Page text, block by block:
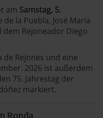
am Samstag, 5.
la Puebla, José María
dem Rejoneador Diego
de Rejones und eine
2026 ist außerdem
75. Jahrestag der
markiert.